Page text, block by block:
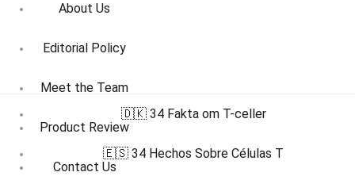
About Us
Editorial Policy
Meet the Team
Product Review
Contact Us
🇩🇰 34 Fakta om T-celler
🇪🇸 34 Hechos Sobre Células T